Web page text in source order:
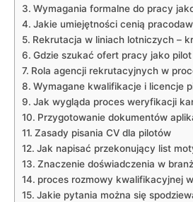
Wymagania formalne do pracy
Jakie umiejętności cenią
Rekrutacja w liniach lotniczych –
Gdzie szukać ofert pracy jako
Rola agencji rekrutacyjnych w
Wymagane kwalifikacje i licencje
Jak wygląda proces weryfikacji
Przygotowanie dokumentów
Zasady pisania CV dla pilotów
Jak napisać przekonujący list
Znaczenie doświadczenia w
proces rozmowy kwalifikacyjnej
Jakie pytania można się